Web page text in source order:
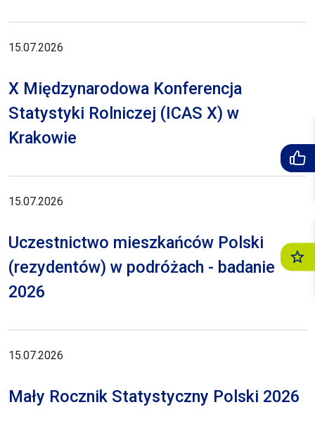
15.07.2026
X Międzynarodowa Konferencja
Statystyki Rolniczej (ICAS X) w
Krakowie
15.07.2026
Uczestnictwo mieszkańców Polski
(rezydentów) w podróżach - badanie
2026
15.07.2026
Mały Rocznik Statystyczny Polski 2026